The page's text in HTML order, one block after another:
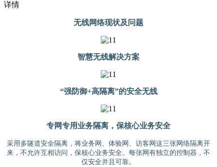
详情
无线网络现状及问题
智慧无线解决方案
“强防御+高隔离”的安全无线
专网专用业务隔离，保核心业务安全
采用多隧道安全隔离，将业务网、体验网、访客网这三张网络隔离开
来，不允许互相访问，保核心业务安全。每张网有独立的控制器，不
仅安全并且可靠。